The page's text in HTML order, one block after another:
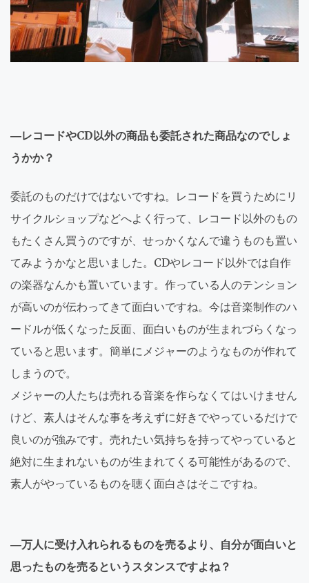
―レコードやCD以外の商品も委託された商品なのでしょ
うかか？
委託のものだけではないですね。レコードを買うためにリ
サイクルショップなどへよく行って、レコード以外のもの
もたくさん買うのですが、せっかくなんで違うものも置い
てみようかなと思いました。CDやレコード以外では自作
の楽器なんかも置いています。作っている人のテンション
が高いのが伝わってきて面白いですね。今は音楽制作のハ
ードルが低くなった反面、面白いものが生まれづらくなっ
ていると思います。簡単にメジャーのようなものが作れて
しまうので。
メジャーの人たちは売れる音楽を作らなくてはいけません
けど、素人はそんな事を考えずに好きでやっているだけで
良いのが強みです。売れたい気持ちを持ってやっていると
絶対に生まれないものが生まれてくる可能性があるので、
素人がやっているものを聴く面白さはそこですね。
―万人に受け入れられるものを売るより、自分が面白いと
思ったものを売るというスタンスですよね？